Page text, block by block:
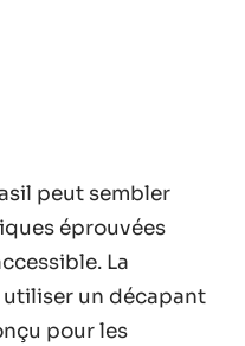
peut sembler
éprouvées
La
un décapant
pour les